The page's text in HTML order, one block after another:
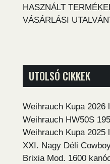
HASZNÁLT
VÁSÁRLÁSI
UTOLSÓ CIKKEK
Weihrauch Kupa
Weihrauch HW50S
Weihrauch Kupa
XXI. Nagy Déli
Brixia Mod. 1600